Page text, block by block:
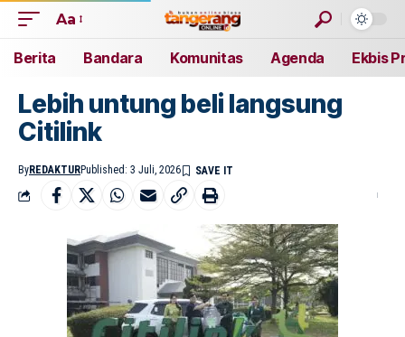
Aa
Berita Bandara Komunitas Agenda Ekbis
Lebih untung beli langsung
Citilink
ByREDAKTURPublished: 3 Juli, 2026